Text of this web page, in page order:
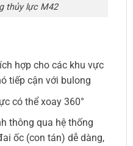
thủy lực M42
hợp cho các khu vực
tiếp cận với bulong
có thể xoay 360°
thông qua hệ thống
ốc (con tán) dễ dàng,